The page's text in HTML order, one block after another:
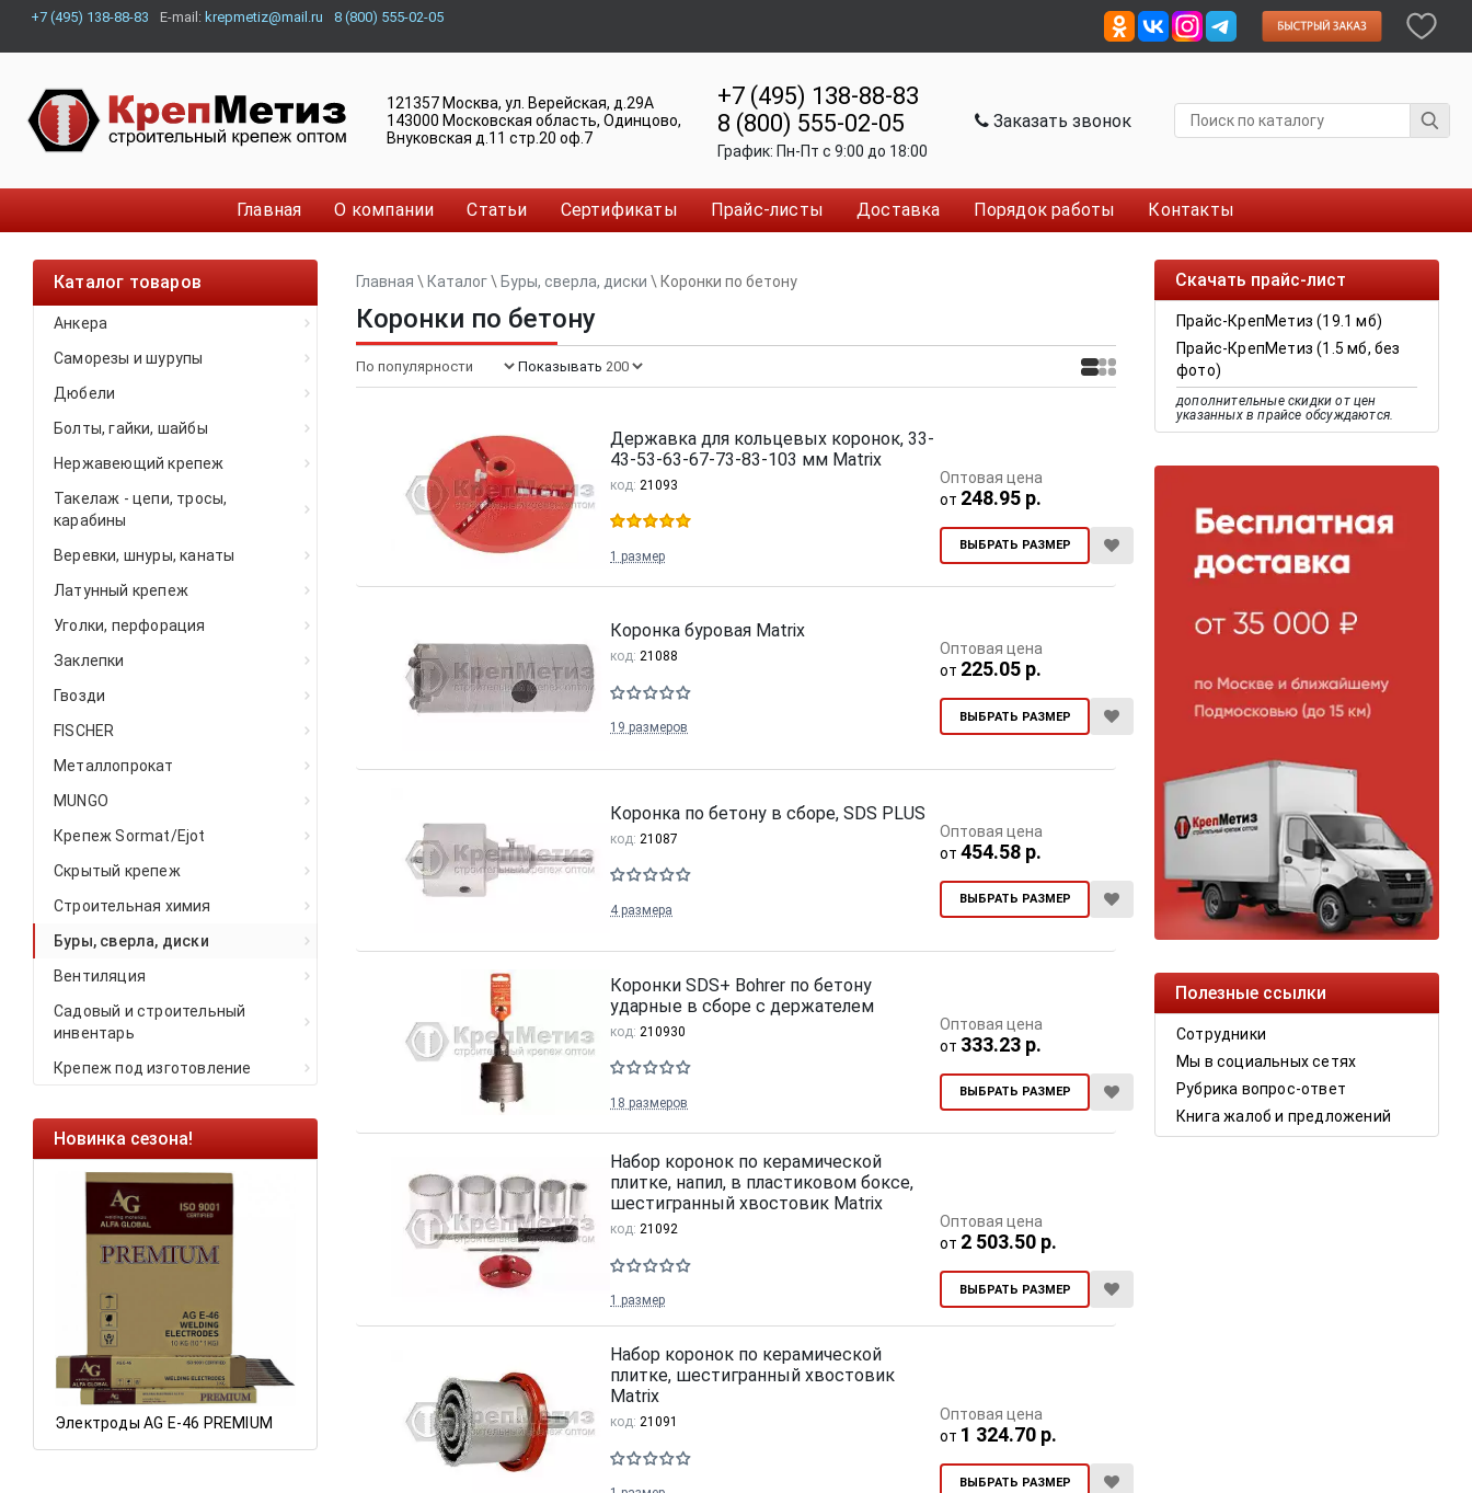
+7 (495) 138-88-83 E-mail: krepmetiz@mail.ru 8 (800) 555-02-05
121357 Москва, ул. Верейская, д.29А
143000 Московская область, Одинцово,
Внуковская д.11 стр.20 оф.7
+7 (495) 138-88-83
8 (800) 555-02-05
График: Пн-Пт c 9:00 до 18:00
Заказать звонок
Главная О компании Статьи Сертификаты Прайс-листы Доставка Порядок работы Контакты
Каталог товаров
Анкера
Саморезы и шурупы
Дюбели
Болты, гайки, шайбы
Нержавеющий крепеж
Такелаж - цепи, тросы,
карабины
Веревки, шнуры, канаты
Латунный крепеж
Уголки, перфорация
Заклепки
Гвозди
FISCHER
Металлопрокат
MUNGO
Крепеж Sormat/Ejot
Скрытый крепеж
Строительная химия
Буры, сверла, диски
Вентиляция
Садовый и строительный
инвентарь
Крепеж под изготовление
Новинка сезона!
Электроды AG E-46 PREMIUM
Ликвидация остатков!
Саморезы кровельные HKR-R
HARPOON EURO
Ликвидация складских
остатков по ценам 2020 года!
Cкрытый крепеж
Крепление террас и фасадов
У нас появился
и фасадов
Скачать прайс-лист
Прайс-КрепМетиз (19.1 мб)
Прайс-КрепМетиз (1.5 мб, без
фото)
дополнительные скидки от цен
указанных в прайсе обсуждаются.
Полезные ссылки
Сотрудники
Мы в социальных сетях
Рубрика вопрос-ответ
Книга жалоб и предложений
Главная \ Каталог\ Буры, сверла, диски \ Коронки по бетону
Коронки по бетону
Показывать:
Державка для кольцевых коронок, 33-
43-53-63-67-73-83-103 мм Matrix
код: 21093
1 размер
ВЫБРАТЬ РАЗМЕР
от 248.95 р.
Оптовая цена
Коронка буровая Matrix
код: 21088
19 размеров
ВЫБРАТЬ РАЗМЕР
от 225.05 р.
Оптовая цена
Коронка по бетону в сборе, SDS PLUS
код: 21087
4 размера
ВЫБРАТЬ РАЗМЕР
от 454.58 р.
Оптовая цена
Коронки SDS+ Bohrer по бетону
ударные в сборе с держателем
код: 210930
18 размеров
ВЫБРАТЬ РАЗМЕР
от 333.23 р.
Оптовая цена
Набор коронок по керамической
плитке, напил, в пластиковом боксе,
шестигранный хвостовик Matrix
код: 21092
1 размер
ВЫБРАТЬ РАЗМЕР
от 2 503.50 р.
Оптовая цена
Набор коронок по керамической
плитке, шестигранный хвостовик
Matrix
код: 21091
ВЫБРАТЬ РАЗМЕР
от 1 324.70 р.
Оптовая цена